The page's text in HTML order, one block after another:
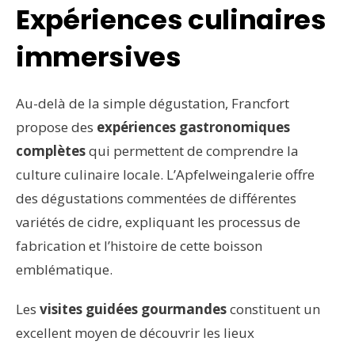
Expériences culinaires
immersives
Au-delà de la simple dégustation, Francfort
propose des expériences gastronomiques
complètesqui permettent de comprendre la
culture culinaire locale. L’Apfelweingalerie offre
des dégustations commentées de différentes
variétés de cidre, expliquant les processus de
fabrication et l’histoire de cette boisson
emblématique.
Les visites guidées gourmandesconstituent un
excellent moyen de découvrir les lieux